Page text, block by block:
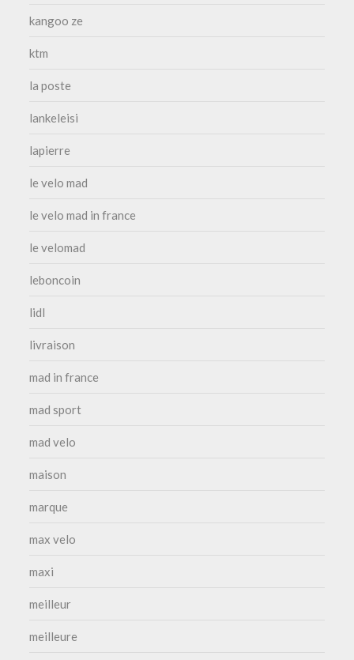
kangoo ze
ktm
la poste
lankeleisi
lapierre
le velo mad
le velo mad in france
le velomad
leboncoin
lidl
livraison
mad in france
mad sport
mad velo
maison
marque
max velo
maxi
meilleur
meilleure